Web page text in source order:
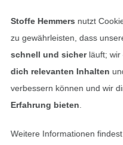
In den deutschen
Stoffe Hemmers nutzt
zu gewährleisten, dass
schnell und sicherläuft; wir
dich relevanten Inhalten
verbessern können und wir
Erfahrung bieten
Weitere Informationen